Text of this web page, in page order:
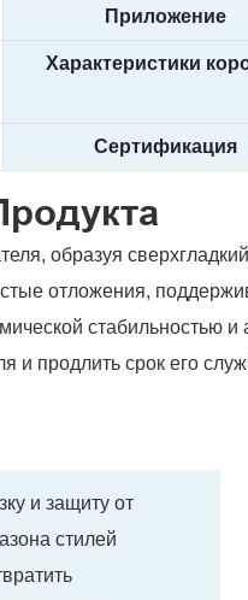
Приложение
Характеристики
Сертификация
образуя
отложения,
стабильностью
и продлить срок его
и защиту от
стилей